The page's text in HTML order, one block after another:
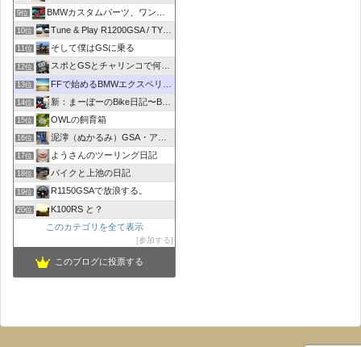
9位 BMWカスタムパーツ、ワンオフマフラーのR-sty
10位 Tune & Play R1200GSA / TYPE R
11位 そして僕はGSに乗る
12位 スポとGSとチャリンコで何処いこう！
13位 FFで始めるBMWエクスペリエンス
14位 新：まーぼーのBike日記〜BMW R1100RT〜
15位 OWLの飼育箱
16位 泥濘（ぬかるみ）GSA・アルコーバ日記
17位 ようさんのツーリング日記
18位 バイクと上池の日記
19位 R1150GSAで放浪する。
20位
K100RS と？
このカテゴリを全て表示
参加する
このブログに投票する